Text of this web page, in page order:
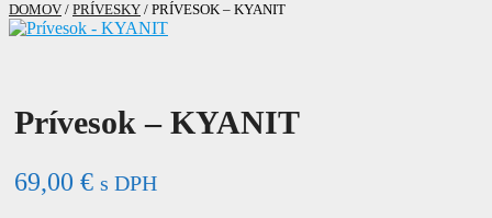
DOMOV / PRÍVESKY / PRÍVESOK – KYANIT
Prívesok – KYANIT
69,00 € s DPH